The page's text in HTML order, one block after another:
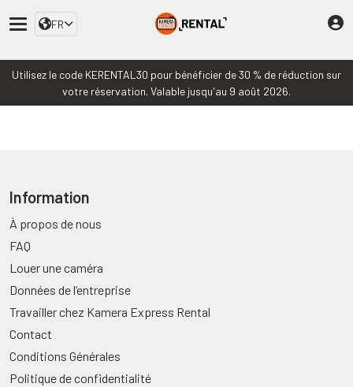
FR
Utilisez le code KERENTAL30 pour bénéficier de 30 % de réduction sur
votre réservation. Valable jusqu'au 9 août 2026.
Information
À propos de nous
FAQ
Louer une caméra
Données de l’entreprise
Travailler chez Kamera Express Rental
Contact
Conditions Générales
Politique de confidentialité